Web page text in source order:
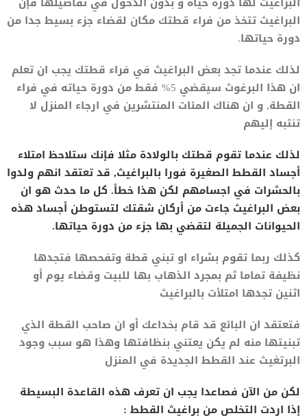
البراغيث تتخذ من فراء قطتك مكان لقضاء جزء بسيط جدا من
دورة حياتها.
لذلك عندما تجد بعض البراغيث في فراء قطتك يجب ان تعلم
ان هذا البرغوث سيقضي 5% فقط من دورة حياته في فراء
القطة, و ان هناك المئات المنتشرين في ارجاء المنزل لا
تنتبه إليهم
لذلك عندما تقوم قطتك بالولادة مثلا فإنك ستلاحظ امتلاء
أجساد القطط الصغيرة فورا بالبراغيث, قد تعتقد انهم ولدوا
بالحشرات في اجسامهم لكن هذا خطأ. كل ما حدث هو ان
بعض البراغيث جاءت من أركان شقتك لتستوطن أجساد هذه
الحيوانات الجميلة لتقضي بها جزء من دورة حياتها.
كذلك ربما تقوم بشراء او تبني قطة وتفحصها فتجدها
نظيفة تماما ثم بمجرد الذهاب بها للبيت وقضاء يوم أو
اثنين تجدها امتلأت بالبراغيث
فتعتقد ان البائع قد قام بخداعك أو ان صاحب القطة الذي
تبنيتها منه لم يكن يعتني بنظافتها وهذا هو سبب وجود
البرتغيث عند القطط الجديدة في المنزل
لكن من الآن فصاعدا يجب ان تعرف هذه القاعدة البسيطة
إذا اردت التخلص من براغيث القطط :